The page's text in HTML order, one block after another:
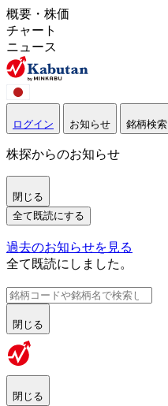
概要・株価
チャート
ニュース
ログイン お知らせ 銘柄検索
株探からのお知らせ
閉じる
全て既読にする
過去のお知らせを見る
全て既読にしました。
閉じる
閉じる